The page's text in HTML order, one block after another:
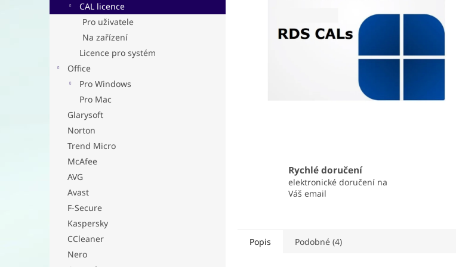
n
CAL licence
Pro uživatele
Na zařízení
Licence pro systém
Office
Pro Windows
Pro Mac
Glarysoft
Norton
Trend Micro
McAfee
AVG
Avast
F-Secure
Kaspersky
CCleaner
Nero
Rychlé doručení
elektronické doručení na
Váš email
Popis Podobné (4)